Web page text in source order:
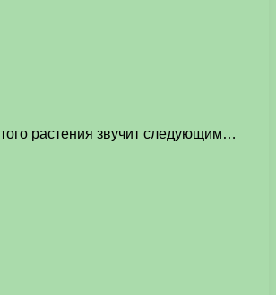
растения звучит следующим…